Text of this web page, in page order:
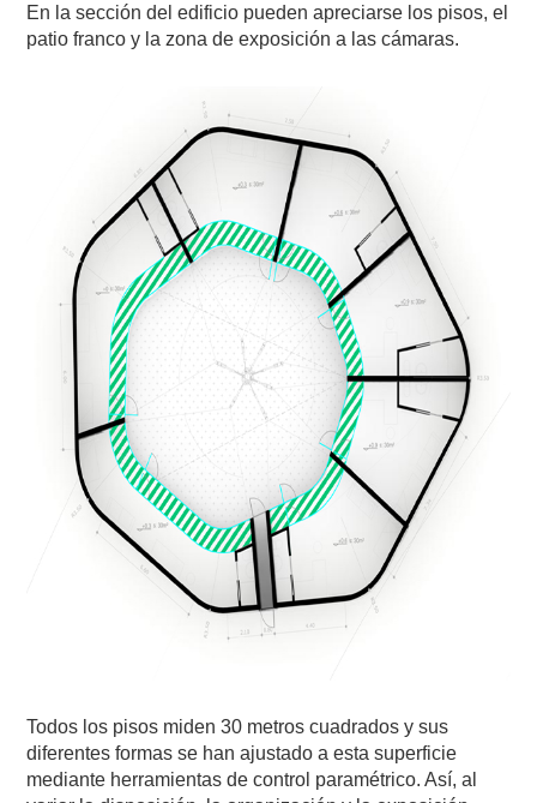
En la sección del edificio pueden apreciarse los pisos, el
patio franco y la zona de exposición a las cámaras.
Todos los pisos miden 30 metros cuadrados y sus
diferentes formas se han ajustado a esta superficie
mediante herramientas de control paramétrico. Así, al